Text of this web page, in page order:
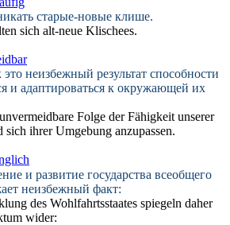
старые-новые клише.
sich alt-neue Klischees.
это неизбежный результат способности
и адаптироваться к окружающей их
unvermeidbare Folge der Fähigkeit unserer
ihrer Umgebung anzupassen.
и развитие государства всеобщего
неизбежный факт:
des Wohlfahrtsstaates spiegeln daher
wider: